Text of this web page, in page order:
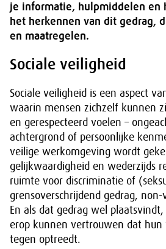
je informatie, hulpmiddelen en
het herkennen van dit gedrag,
en maatregelen.
Sociale veiligheid
Sociale veiligheid is een aspect
waarin mensen zichzelf kunnen
en gerespecteerd voelen –
achtergrond of persoonlijke
veilige werkomgeving wordt
gelijkwaardigheid en wederzijds
ruimte voor discriminatie of
grensoverschrijdend gedrag,
En als dat gedrag wel
erop kunnen vertrouwen dat hun
tegen optreedt.